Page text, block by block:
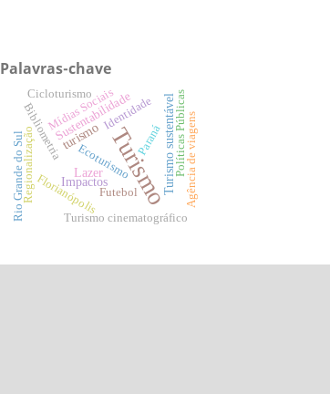
Palavras-chave
Turismo
Turismo sustentável
turismo
Impactos
Lazer
Sustentabilidade
Ecoturismo
Florianópolis
Turismo cinematográfico
Mídias Sociais
Regionalização Paraná Políticas Públicas
Bibliometria Identidade
Rio Grande do Sul Futebol Agência de viagens
Cicloturismo